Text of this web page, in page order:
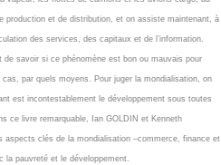
production et de distribution, et on assiste maintenant, à
des services, des capitaux et de l’information.
savoir si ce phénomène est bon ou mauvais pour
cas, par quels moyens. Pour juger la mondialisation, on
est incontestablement le développement sous toutes
ce livre remarquable, Ian GOLDIN et Kenneth
clés de la mondialisation –commerce, finance et
la pauvreté et le développement.